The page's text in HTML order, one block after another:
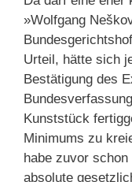
»Wolfgang
Urteil, hätte sich
Bestätigung des
Kunststück
Minimums zu
habe zuvor
absolute